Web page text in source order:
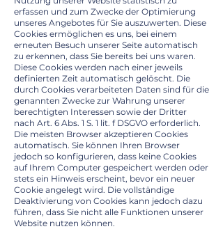
erfassen und zum Zwecke der Optimierung
unseres Angebotes für Sie auszuwerten. Diese
Cookies ermöglichen es uns, bei einem
erneuten Besuch unserer Seite automatisch
zu erkennen, dass Sie bereits bei uns waren.
Diese Cookies werden nach einer jeweils
definierten Zeit automatisch gelöscht. Die
durch Cookies verarbeiteten Daten sind für die
genannten Zwecke zur Wahrung unserer
berechtigten Interessen sowie der Dritter
nach Art. 6 Abs. 1 S. 1 lit. f DSGVO erforderlich.
Die meisten Browser akzeptieren Cookies
automatisch. Sie können Ihren Browser
jedoch so konfigurieren, dass keine Cookies
auf Ihrem Computer gespeichert werden oder
stets ein Hinweis erscheint, bevor ein neuer
Cookie angelegt wird. Die vollständige
Deaktivierung von Cookies kann jedoch dazu
führen, dass Sie nicht alle Funktionen unserer
Website nutzen können.